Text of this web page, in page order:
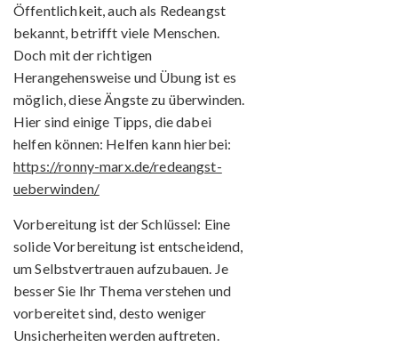
Öffentlichkeit, auch als Redeangst
bekannt, betrifft viele Menschen.
Doch mit der richtigen
Herangehensweise und Übung ist es
möglich, diese Ängste zu überwinden.
Hier sind einige Tipps, die dabei
helfen können: Helfen kann hierbei:
https://ronny-marx.de/redeangst-
ueberwinden/
Vorbereitung ist der Schlüssel: Eine
solide Vorbereitung ist entscheidend,
um Selbstvertrauen aufzubauen. Je
besser Sie Ihr Thema verstehen und
vorbereitet sind, desto weniger
Unsicherheiten werden auftreten.